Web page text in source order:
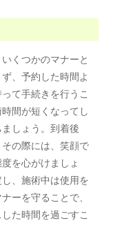
くつかのマナーと
、予約した時間よ
て手続きを行うこ
間が短くなってし
しょう。到着後
の際には、笑顔で
を心がけましょ
、施術中は使用を
ーを守ることで、
た時間を過ごすこ